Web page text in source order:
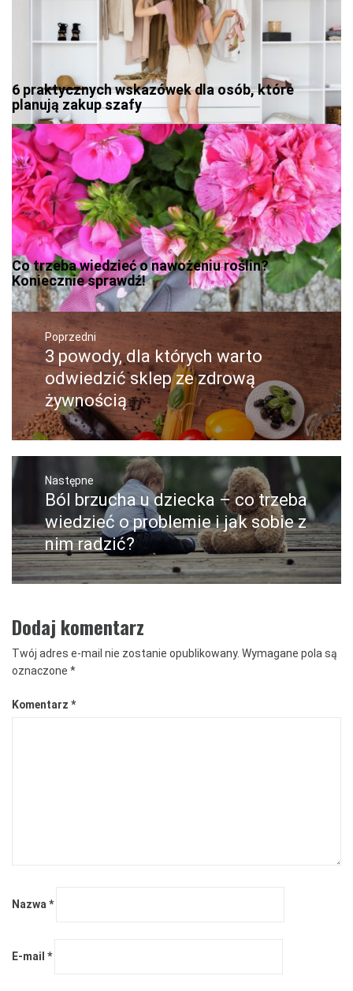
6 praktycznych wskazówek dla osób, które
planują zakup szafy
Co trzeba wiedzieć o nawożeniu roślin?
Koniecznie sprawdź!
Nawigacja
wpisuPoprzedni
Poprzedni
wpis:
3 powody, dla których warto
odwiedzić sklep ze zdrową
żywnością
Następne
Następny
post:
Ból brzucha u dziecka – co trzeba
wiedzieć o problemie i jak sobie z
nim radzić?
Dodaj komentarz
Twój adres e-mail nie zostanie opublikowany. Wymagane pola są
oznaczone *
Komentarz *
Nazwa*
E-mail *